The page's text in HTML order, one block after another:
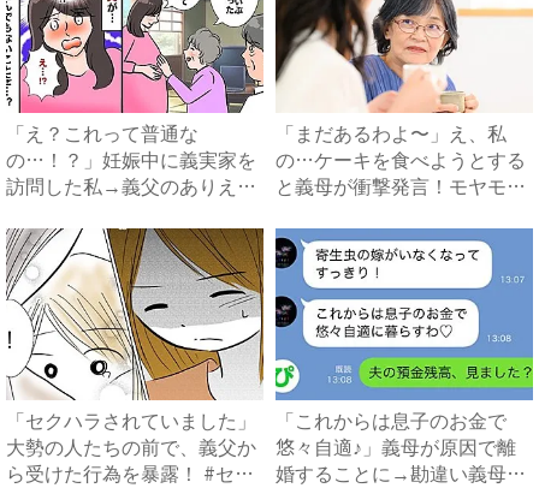
「え？これって普通な
の…！？」妊娠中に義実家を
訪問した私→義父のありえな
「まだあるわよ〜」え、私
の…ケーキを食べようとする
と義母が衝撃発言！モヤモヤ
「セクハラされていました」
大勢の人たちの前で、義父か
ら受けた行為を暴露！ #セ
「これからは息子のお金で
悠々自適♪」義母が原因で離
婚することに→勘違い義母に